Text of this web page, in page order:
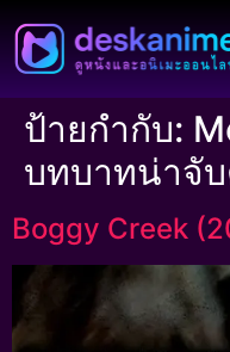
ป้ายกำกับ:
บทบาทน่าจั
Boggy Creek